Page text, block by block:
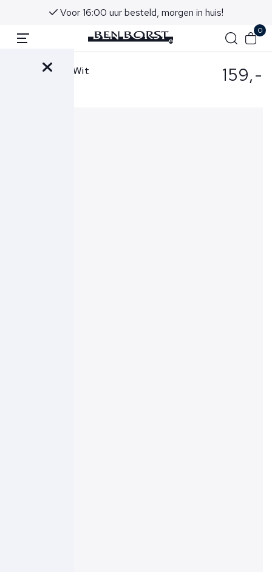
Voor 16:00 uur besteld, morgen in huis!
0
Eton T-Shirt Wit 159,-